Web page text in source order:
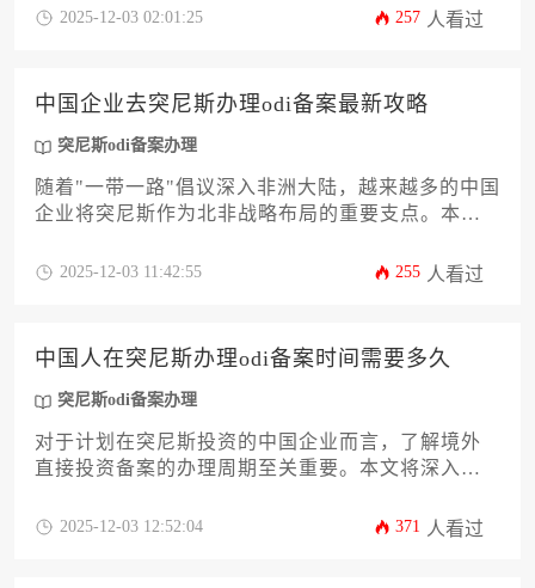
案是企业出海的第一步，也是合规经营的关键环
盖政策解读、材料准备、流程详解及常见风险规
避，助您高效完成备案，降低出海门槛。
2025-12-03 02:01:25 257 人看过
中国企业去突尼斯办理odi备案最新攻略
突尼斯odi备案办理
随着"一带一路"倡议深入非洲大陆，越来越多的中国
企业将突尼斯作为北非战略布局的重要支点。本文
核心流程，从资质审核、材料准备到跨境资金合规
险。
2025-12-03 11:42:55 255 人看过
中国人在突尼斯办理odi备案时间需要多久
突尼斯odi备案办理
对于计划在突尼斯投资的中国企业而言，了解境外
直接投资备案的办理周期至关重要。本文将深入剖
内审批流程到突尼斯当地衔接环节，提供一份详尽
2025-12-03 12:52:04 371 人看过